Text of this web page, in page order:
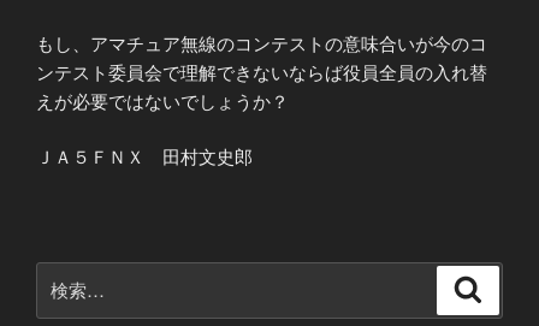
もし、アマチュア無線のコンテストの意味合いが今のコ
ンテスト委員会で理解できないならば役員全員の入れ替
えが必要ではないでしょうか？
ＪＡ５ＦＮＸ 田村文史郎
索: